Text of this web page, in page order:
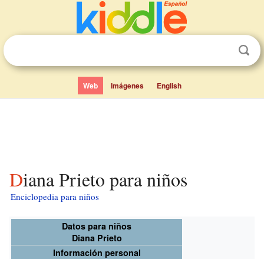
Web Imágenes English
Diana Prieto para niños
Enciclopedia para niños
Datos para niños
Diana Prieto
Información personal